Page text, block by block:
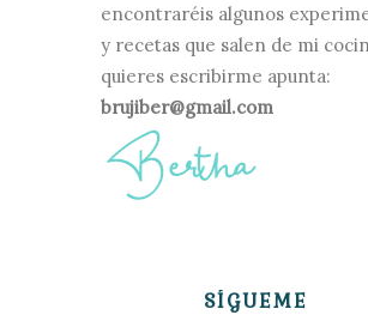
encontraréis algunos
y recetas que salen de mi
quieres escribirme apunta:
brujiber@gmail.com
SÍGUEME